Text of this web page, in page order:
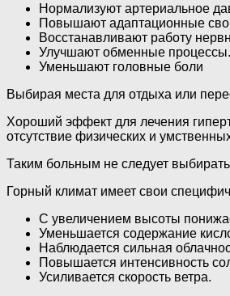
Нормализуют артериальное
Повышают адаптационные
Восстанавливают работу
Улучшают обменные процессы.
Уменьшают головные боли
Выбирая места для отдыха или
Хороший эффект для лечения
отсутствие физических и
Таким больным не следует
Горный климат имеет свои
С увеличением высоты
Уменьшается содержание
Наблюдается сильная
Повышается интенсивность
Усиливается скорость ветра.